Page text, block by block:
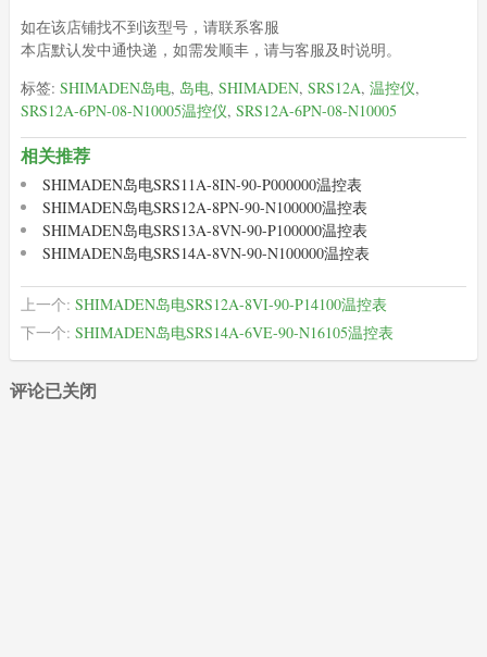
如在该店铺找不到该型号，请联系客服
本店默认发中通快递，如需发顺丰，请与客服及时说明。
标签: SHIMADEN岛电, 岛电, SHIMADEN, SRS12A, 温控仪,
SRS12A-6PN-08-N10005温控仪, SRS12A-6PN-08-N10005
相关推荐
SHIMADEN岛电SRS11A-8IN-90-P000000温控表
SHIMADEN岛电SRS12A-8PN-90-N100000温控表
SHIMADEN岛电SRS13A-8VN-90-P100000温控表
SHIMADEN岛电SRS14A-8VN-90-N100000温控表
上一个: SHIMADEN岛电SRS12A-8VI-90-P14100温控表
下一个: SHIMADEN岛电SRS14A-6VE-90-N16105温控表
评论已关闭